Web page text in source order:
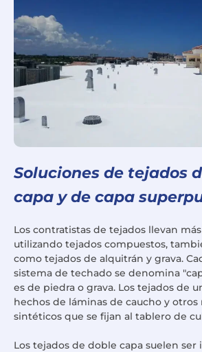
Soluciones de tejados
capa y de capa
Los contratistas de tejados llevan
utilizando tejados compuestos,
como tejados de alquitrán y grava.
sistema de techado se denomina
es de piedra o grava. Los tejados de
hechos de láminas de caucho y otros
sintéticos que se fijan al tablero de
Los tejados de doble capa suelen